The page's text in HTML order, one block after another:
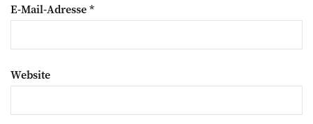
E-Mail-Adresse*
Website